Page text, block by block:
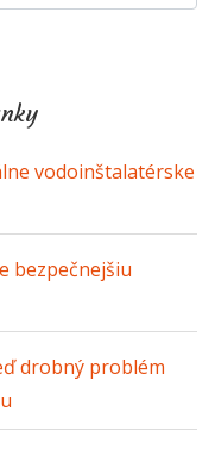
vodoinštalatérske
bezpečnejšiu
drobný problém